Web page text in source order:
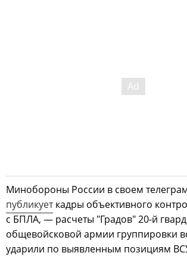
Минобороны России в своем
публикуеткадры объективного
с БПЛА, — расчеты "Градов" 20-й
общевойсковой армии группировки
ударили по выявленным позициям